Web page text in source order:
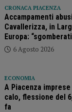
CRONACA PIACENZA
Accampamenti
Cavallerizza, in
Europa:
6 Agosto 2026
ECONOMIA
A Piacenza
calo, flessione del
fa